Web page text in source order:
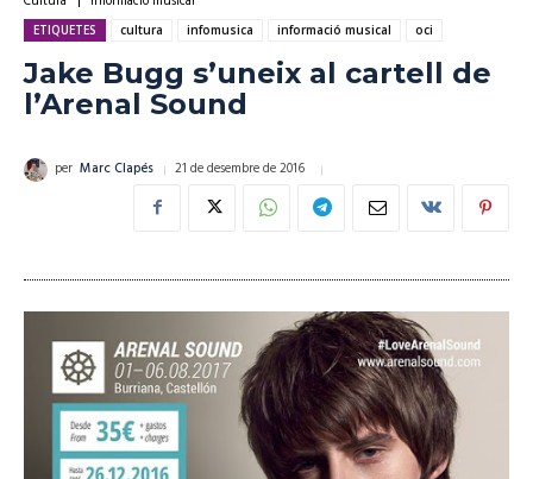
ETIQUETES cultura infomusica informació musical oci
Jake Bugg s’uneix al cartell de
l’Arenal Sound
per Marc Clapés 21 de desembre de 2016